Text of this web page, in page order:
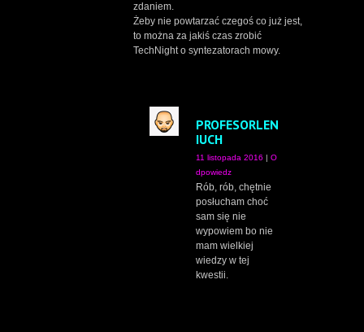
zdaniem.
Żeby nie powtarzać czegoś co już jest,
to można za jakiś czas zrobić
TechNight o syntezatorach mowy.
PROFESORLEN
IUCH
11 listopada 2016
O
dpowiedz
Rób, rób, chętnie
posłucham choć
sam się nie
wypowiem bo nie
mam wielkiej
wiedzy w tej
kwestii.